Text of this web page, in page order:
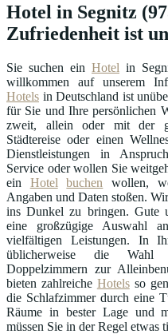
Hotel in Segnitz
Zufriedenheit ist
Sie suchen ein Hotel in
willkommen auf unserem
Hotels in Deutschland ist
für Sie und Ihre persönlichen
zweit, allein oder mit der
Städtereise oder einen
Dienstleistungen in
Service oder wollen Sie
ein Hotel buchen wollen,
Angaben und Daten stoßen.
ins Dunkel zu bringen. Gute
eine großzügige Auswahl
vielfältigen Leistungen. In
üblicherweise die Wahl
Doppelzimmern zur
bieten zahlreiche Hotelsso
die Schlafzimmer durch eine
Räume in bester Lage und
müssen Sie in der Regel etwas